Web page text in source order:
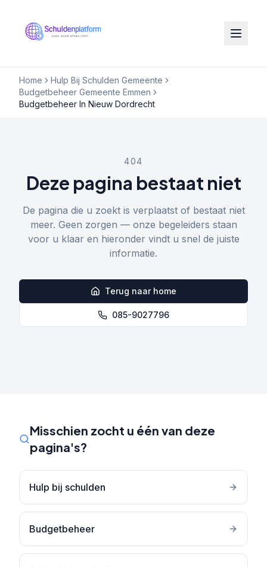
Home
Hulp Bij Schulden Gemeente
Budgetbeheer Gemeente Emmen
Budgetbeheer In Nieuw Dordrecht
404
Deze pagina bestaat niet
De pagina die u zoekt is verplaatst of bestaat niet
meer. Geen zorgen — onze begeleiders staan
voor u klaar en hieronder vindt u snel de juiste
informatie.
Terug naar home
085-9027796
Misschien zocht u één van deze
pagina's?
Hulp bij schulden
Budgetbeheer